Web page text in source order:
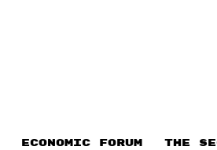
ECONOMIC FORUM THE